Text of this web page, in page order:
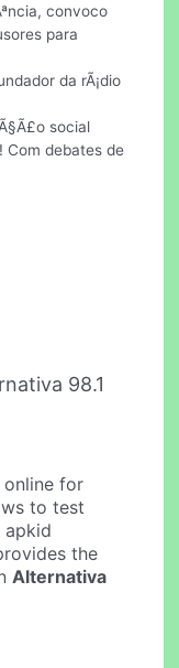
convoco
para
da rÃ¡dio
social
Com debates de
98.1
for
to test
apkid
the
Alternativa